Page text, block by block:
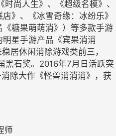
尚人生》、《超级名模》、
》、《冰雪奇缘：冰纷乐》
糖果萌萌消》）等多款手游
星手游产品《宾果消消
居休闲消除游戏类前三，
黑石奖。2016年7月日活跃突
除大作《怪兽消消消》，获
师